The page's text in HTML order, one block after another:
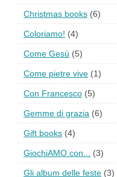
Christmas books (6)
Coloriamo! (4)
Come Gesù (5)
Come pietre vive (1)
Con Francesco (5)
Gemme di grazia (6)
Gift books (4)
GiochiAMO con... (3)
Gli album delle feste (3)